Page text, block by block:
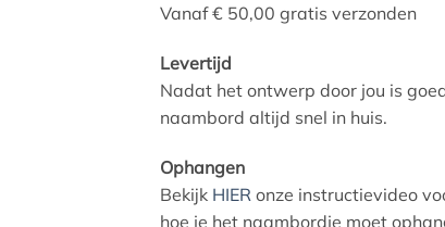
Vanaf € 50,00 gratis verzonden
Levertijd
Nadat het ontwerp door jou is
naambord altijd snel in huis.
Ophangen
Bekijk HIER onze instructievideo
hoe je het naambordje moet